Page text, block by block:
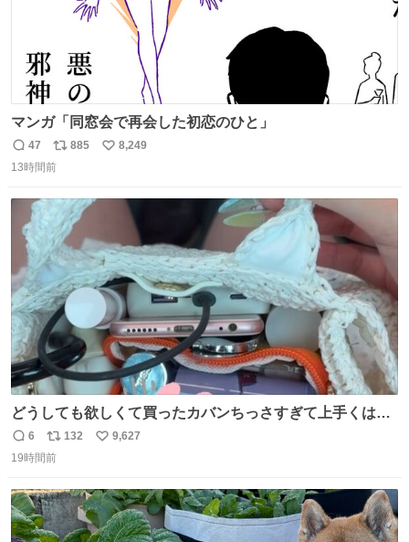
マンガ「同窓会で再会した初恋のひと」
返
信
47
リ
ポ
ト
数
885
い
8,249
13時間前
どうしても欲しくて買ったカバンちっさすぎて上手くはめ
ないと荷物入らん。女のカバンってなんでこんなちっさい
の
返
信
6
リ
ポ
ト
数
132
い
数
9,627
19時間前